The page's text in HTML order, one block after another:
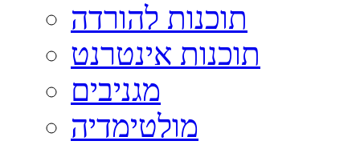
תוכנות להורדה
תוכנות אינטרנט
מגניבים
מולטימדיה